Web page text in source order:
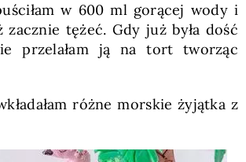
w 600 ml gorącej wody i
zacznie tężeć. Gdy już była dość
przelałam ją na tort tworząc
różne morskie żyjątka z